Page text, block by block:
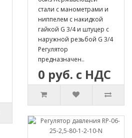
стали с манометрами и
ниппелем с накидкой
гайкой G 3/4 и штуцер с
наружной резьбой G 3/4
Регулятор
предназначен..
0 руб. с НДС